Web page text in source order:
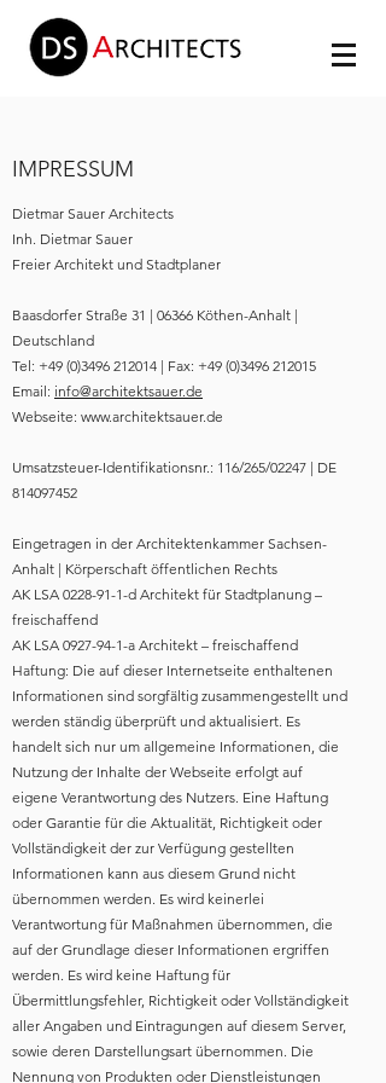
IMPRESSUM
Dietmar Sauer Architects
Inh. Dietmar Sauer
Freier Architekt und Stadtplaner
Baasdorfer Straße 31 | 06366 Köthen-Anhalt |
Deutschland
Tel: +49 (0)3496 212014 | Fax: +49 (0)3496 212015
Email: info@architektsauer.de
Webseite: www.architektsauer.de
Umsatzsteuer-Identifikationsnr.: 116/265/02247 | DE
814097452
Eingetragen in der Architektenkammer Sachsen-
Anhalt | Körperschaft öffentlichen Rechts
AK LSA 0228-91-1-d Architekt für Stadtplanung –
freischaffend
AK LSA 0927-94-1-a Architekt – freischaffend
Haftung: Die auf dieser Internetseite enthaltenen
Informationen sind sorgfältig zusammengestellt und
werden ständig überprüft und aktualisiert. Es
handelt sich nur um allgemeine Informationen, die
Nutzung der Inhalte der Webseite erfolgt auf
eigene Verantwortung des Nutzers. Eine Haftung
oder Garantie für die Aktualität, Richtigkeit oder
Vollständigkeit der zur Verfügung gestellten
Informationen kann aus diesem Grund nicht
übernommen werden. Es wird keinerlei
Verantwortung für Maßnahmen übernommen, die
auf der Grundlage dieser Informationen ergriffen
werden. Es wird keine Haftung für
Übermittlungsfehler, Richtigkeit oder Vollständigkeit
aller Angaben und Eintragungen auf diesem Server,
sowie deren Darstellungsart übernommen. Die
Nennung von Produkten oder Dienstleistungen